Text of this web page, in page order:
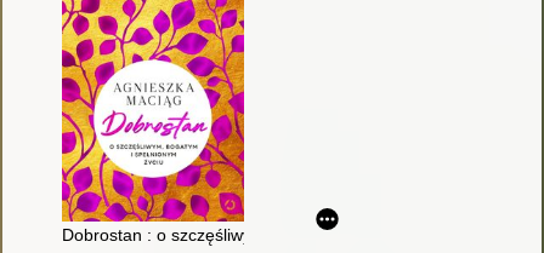
Dobrostan : o szczęśliwym, bogatym i spełnionym życiu